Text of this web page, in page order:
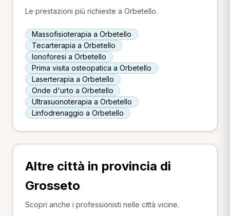
Le prestazioni più richieste a Orbetello.
Massofisioterapia a Orbetello
Tecarterapia a Orbetello
Ionoforesi a Orbetello
Prima visita osteopatica a Orbetello
Laserterapia a Orbetello
Onde d'urto a Orbetello
Ultrasuonoterapia a Orbetello
Linfodrenaggio a Orbetello
Altre città in provincia di
Grosseto
Scopri anche i professionisti nelle città vicine.